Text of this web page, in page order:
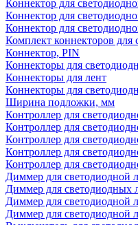
Коннектор для
Коннектор для
Коннектор для
Комплект коннекторов для
Коннектор, PIN
Коннекторы для
Коннекторы для лент
Коннекторы для
Ширина подложки, мм
Контроллер для
Контроллер для
Контроллер для
Контроллер для
Контроллер для
Диммер для светодиодной
Диммер для светодиодных
Диммер для светодиодной
Диммер для светодиодной